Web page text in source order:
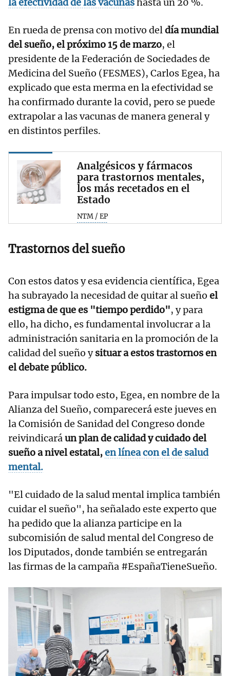
la efectividad de las vacunashasta un 20 %.
En rueda de prensa con motivo deldía mundial
del sueño, el próximo 15 de marzo, el
presidente de la Federación de Sociedades de
Medicina del Sueño (FESMES), Carlos Egea, ha
explicado que esta merma en la efectividad se
ha confirmado durante la covid, pero se puede
extrapolar a las vacunas de manera general y
en distintos perfiles.
Analgésicos y fármacos
para trastornos mentales,
los más recetados en el
Estado
NTM / EP
Trastornos del sueño
Con estos datos y esa evidencia científica, Egea
ha subrayado la necesidad de quitar al sueño el
estigma de que es "tiempo perdido", y para
ello, ha dicho, es fundamental involucrar a la
administración sanitaria en la promoción de la
calidad del sueño ysituar a estos trastornos en
el debate público.
Para impulsar todo esto, Egea, en nombre de la
Alianza del Sueño, comparecerá este jueves en
la Comisión de Sanidad del Congreso donde
reivindicaráun plan de calidad y cuidado del
sueño a nivel estatal,en línea con el de salud
mental.
"El cuidado de la salud mental implica también
cuidar el sueño", ha señalado este experto que
ha pedido que la alianza participe en la
subcomisión de salud mental del Congreso de
los Diputados, donde también se entregarán
las firmas de la campaña #EspañaTieneSueño.